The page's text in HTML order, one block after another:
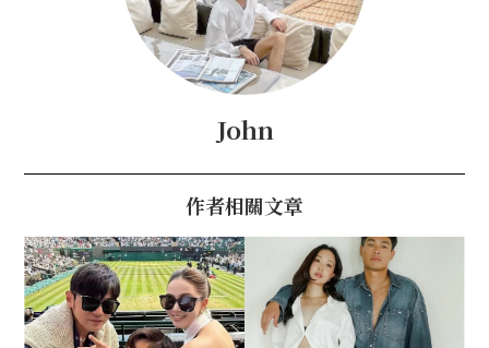
John
作者相關文章